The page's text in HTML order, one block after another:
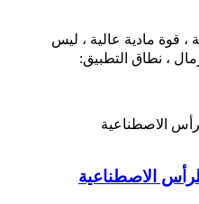
، قوة مادية عالية ، ليس
، نطاق التطبيق:
الاصطناعية